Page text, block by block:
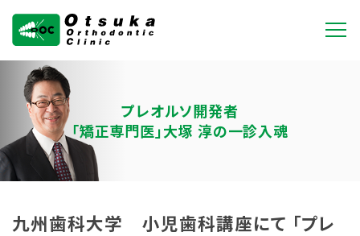
大塚矯正歯科クリニ
ック
プレオルソ開発者
「矯正専門医」大塚 淳の一診入魂
九州歯科大学 小児歯科講座にて 「プレ